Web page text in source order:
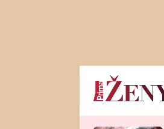
Horoskopy